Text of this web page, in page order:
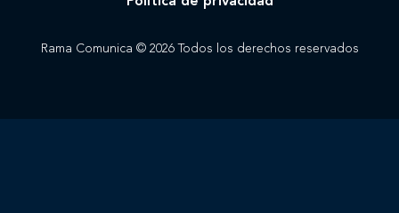
Rama Comunica © 2026 Todos los derechos reservados